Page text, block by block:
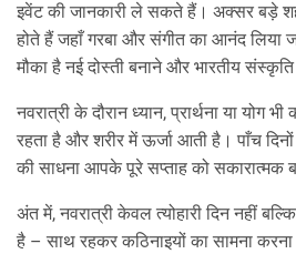
इवेंट की जानकारी ले सकते हैं। अक्सर बड़े
होते हैं जहाँ गरबा और संगीत का आनंद लिया
मौका है नई दोस्ती बनाने और भारतीय
नवरात्री के दौरान ध्यान, प्रार्थना या
रहता है और शरीर में ऊर्जा आती है। पाँच
की साधना आपके पूरे सप्ताह को सकारात्मक
अंत में, नवरात्री केवल त्योहारी दिन नहीं
है – साथ रहकर कठिनाइयों का सामना